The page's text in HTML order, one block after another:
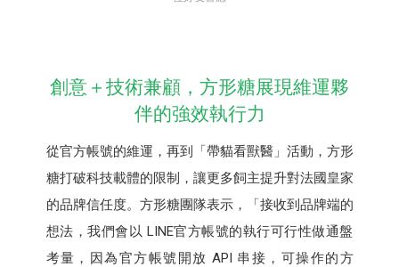
創意＋技術兼顧，方形糖展現維運夥
伴的強效執行力
從官方帳號的維運，再到「帶貓看獸醫」活動，方形
糖打破科技載體的限制，讓更多飼主提升對法國皇家
的品牌信任度。方形糖團隊表示，「接收到品牌端的
想法，我們會以 LINE官方帳號的執行可行性做通盤
考量，因為官方帳號開放 API 串接，可操作的方